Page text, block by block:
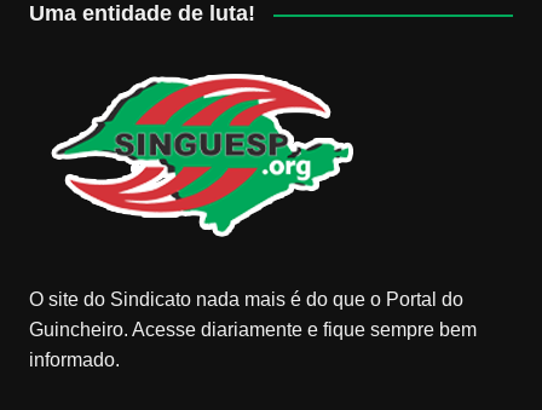
Uma entidade de luta!
O site do Sindicato nada mais é do que o Portal do
Guincheiro. Acesse diariamente e fique sempre bem
informado.